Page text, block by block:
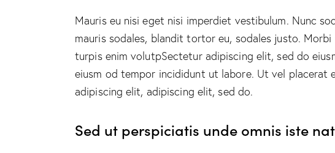
Mauris eu nisi eget nisi imperdiet vestibulum. Nunc
mauris sodales, blandit tortor eu, sodales justo.
turpis enim volutpSectetur adipiscing elit, sed do
eiusm od tempor incididunt ut labore. Ut vel placerat
adipiscing elit, adipiscing elit, sed do.
Sed ut perspiciatis unde omnis iste